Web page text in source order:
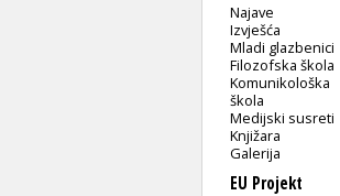
Najave
Izvješća
Mladi glazbenici
Filozofska škola
Komunikološka
škola
Medijski susreti
Knjižara
Galerija
EU Projekt